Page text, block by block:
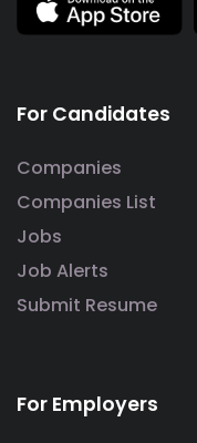
For Candidates
Companies
Companies List
Jobs
Job Alerts
Submit Resume
For Employers